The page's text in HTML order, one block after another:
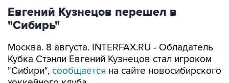
Евгений Кузнецов перешел в
"Сибирь"
Москва. 8 августа. INTERFAX.RU - Обладатель
Кубка Стэнли Евгений Кузнецов стал игроком
"Сибири", сообщается на сайте новосибирского